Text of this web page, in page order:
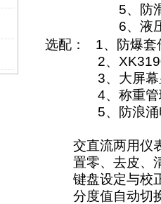
5、防
6、液
选配：
1、防爆套
2、
3、大屏
4、称重
5、防浪
交直流两用仪
置零、去皮、
键盘设定与校
分度值自动切